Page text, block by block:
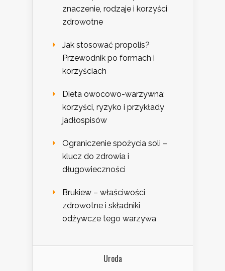
znaczenie, rodzaje i korzyści
zdrowotne
Jak stosować propolis?
Przewodnik po formach i
korzyściach
Dieta owocowo-warzywna:
korzyści, ryzyko i przykłady
jadłospisów
Ograniczenie spożycia soli –
klucz do zdrowia i
długowieczności
Brukiew – właściwości
zdrowotne i składniki
odżywcze tego warzywa
Uroda